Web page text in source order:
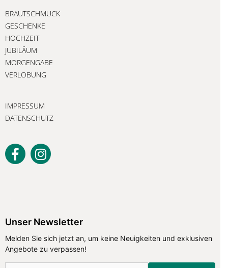
BRAUTSCHMUCK
GESCHENKE
HOCHZEIT
JUBILÄUM
MORGENGABE
VERLOBUNG
IMPRESSUM
DATENSCHUTZ
Unser Newsletter
Melden Sie sich jetzt an, um keine Neuigkeiten und exklusiven
Angebote zu verpassen!
Unser Newsletter
Melden Sie sich jetzt an, um keine
Neuigkeiten und exklusiven Angebote